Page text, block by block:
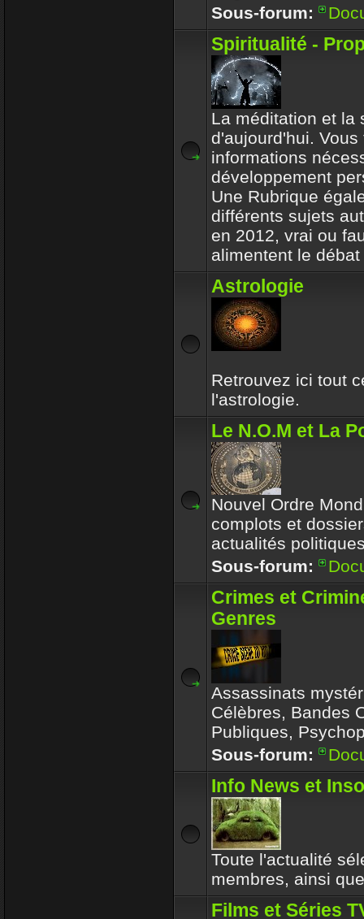
Sous-forum:
Spiritualité -
La méditation et la
d'aujourd'hui.
informations
développement
Une Rubrique
différents sujets
en 2012, vrai ou
alimentent le débat
Astrologie
Retrouvez ici tout
l'astrologie.
Le N.O.M et La
Nouvel Ordre
complots et
actualités
Sous-forum:
Crimes et
Genres
Assassinats
Célèbres, Bandes
Publiques,
Sous-forum:
Info News et
Toute l'actualité
membres, ainsi
Films et Séries